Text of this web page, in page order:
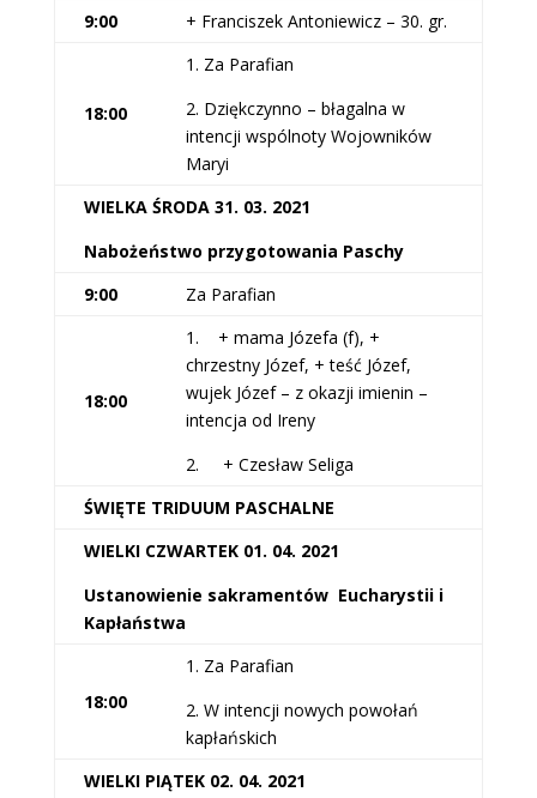
9:00
+ Franciszek Antoniewicz – 30. gr.
18:00
1. Za Parafian
2. Dziękczynno – błagalna w
intencji wspólnoty Wojowników
Maryi
WIELKA ŚRODA 31. 03. 2021
Nabożeństwo przygotowania Paschy
9:00
Za Parafian
18:00
1. + mama Józefa (f), +
chrzestny Józef, + teść Józef,
wujek Józef – z okazji imienin –
intencja od Ireny
2. + Czesław Seliga
ŚWIĘTE TRIDUUM PASCHALNE
WIELKI CZWARTEK 01. 04. 2021
Ustanowienie sakramentów Eucharystii i
Kapłaństwa
18:00
1. Za Parafian
2. W intencji nowych powołań
kapłańskich
WIELKI PIĄTEK 02. 04. 2021